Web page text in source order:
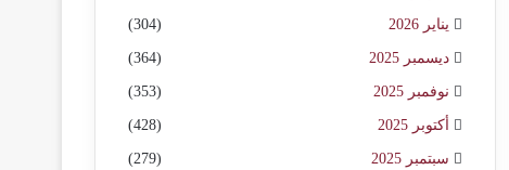
يناير 2026 (304)
ديسمبر 2025 (364)
نوفمبر 2025 (353)
أكتوبر 2025 (428)
سبتمبر 2025 (279)